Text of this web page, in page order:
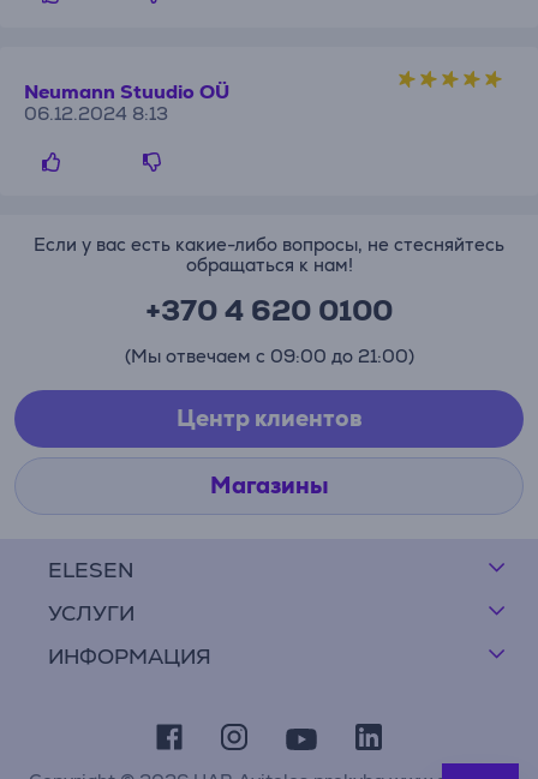
Neumann Stuudio OÜ
06.12.2024 8:13
ELESEN
УСЛУГИ
ИНФОРМАЦИЯ
Если у вас есть какие-либо вопросы, не стесняйтесь
обращаться к нам!
+370 4 620 0100
(Мы отвечаем с 09:00 до 21:00)
Центр клиентов
Магазины